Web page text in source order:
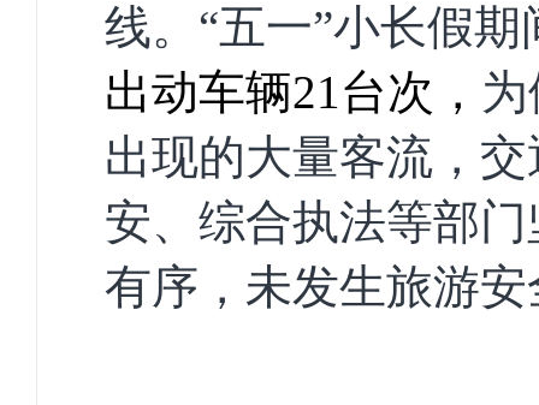
线。 “五一”小长假期
出动车辆21台次 ，
出现的大量客流，
安、综合执法等部
有序，未发生旅游